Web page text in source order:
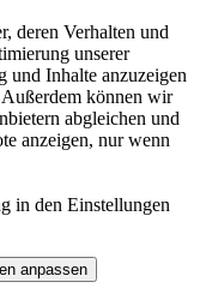
deren Verhalten und
unserer
und Inhalte anzuzeigen
können wir
abgleichen und
anzeigen, nur wenn
in den Einstellungen
anpassen